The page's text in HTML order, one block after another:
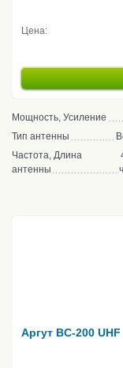
Цена:
Мощность, Усиление
Тип антенны
Частота, Длина
антенны
Аргут BC-200 UHF